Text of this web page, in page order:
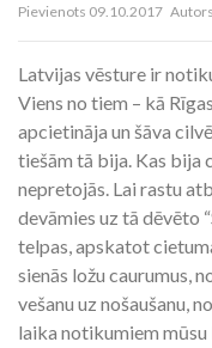
Pievienots 09.10.2017
Latvijas vēsture ir
Viens no tiem – kā
apcietināja un šāva
tiešām tā bija. Kas bija
nepretojās. Lai rastu
devāmies uz tā dēvēto
telpas, apskatot
sienās ložu caurumus,
vešanu uz nošaušanu,
laika notikumiem